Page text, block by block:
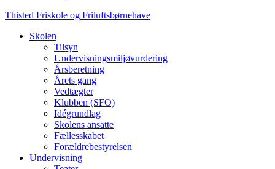
Thisted Friskole og Friluftsbørnehave
Skolen
Tilsyn
Undervisningsmiljøvurdering
Årsberetning
Årets gang
Vedtægter
Klubben (SFO)
Idégrundlag
Skolens ansatte
Fællesskabet
Forældrebestyrelsen
Undervisning